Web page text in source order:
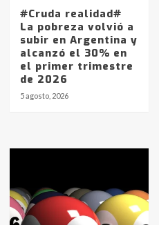
#Cruda realidad#
La pobreza volvió a
subir en Argentina y
alcanzó el 30% en
el primer trimestre
de 2026
5 agosto, 2026